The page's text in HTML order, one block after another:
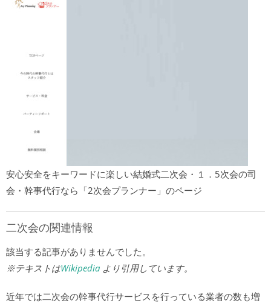
安心安全をキーワードに楽しい結婚式二次会・１．5次会の司
会・幹事代行なら「2次会プランナー」のページ
二次会の関連情報
該当する記事がありませんでした。
※テキストはWikipedia より引用しています。
近年では二次会の幹事代行サービスを行っている業者の数も増